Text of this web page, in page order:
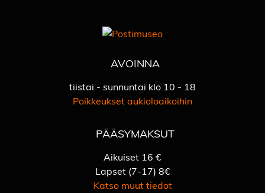
AVOINNA
tiistai - sunnuntai klo 10 - 18
Poikkeukset aukioloaikoihin
PÄÄSYMAKSUT
Aikuiset 16 €
Lapset (7-17) 8€
Katso muut tiedot